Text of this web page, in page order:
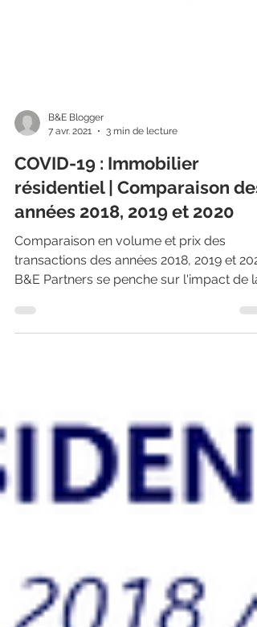
7 avr. 2021
3 min de lecture
COVID-19 : Immobilier
résidentiel | Comparaison des
années 2018, 2019 et 2020
Comparaison en volume et prix des
transactions des années 2018, 2019 et
B&E Partners se penche sur l'impact de la
COVID-19 sur...